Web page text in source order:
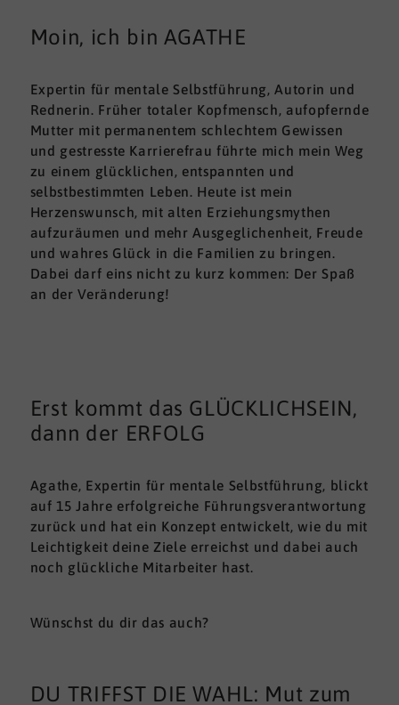
Moin, ich bin AGATHE
Expertin für mentale Selbstführung, Autorin und
Rednerin. Früher totaler Kopfmensch, aufopfernde
Mutter mit permanentem schlechtem Gewissen
und gestresste Karrierefrau führte mich mein Weg
zu einem glücklichen, entspannten und
selbstbestimmten Leben. Heute ist mein
Herzenswunsch, mit alten Erziehungsmythen
aufzuräumen und mehr Ausgeglichenheit, Freude
und wahres Glück in die Familien zu bringen.
Dabei darf eins nicht zu kurz kommen: Der Spaß
an der Veränderung!
Erst kommt das GLÜCKLICHSEIN,
dann der ERFOLG
Agathe, Expertin für mentale Selbstführung, blickt
auf 15 Jahre erfolgreiche Führungsverantwortung
zurück und hat ein Konzept entwickelt, wie du mit
Leichtigkeit deine Ziele erreichst und dabei auch
noch glückliche Mitarbeiter hast.
Wünschst du dir das auch?
DU TRIFFST DIE WAHL: Mut zum